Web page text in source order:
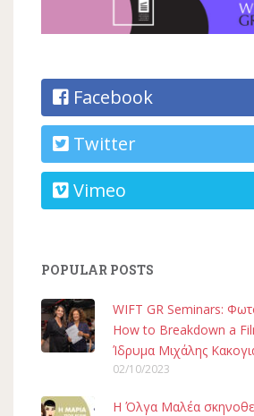
Facebook
Twitter
Vimeo
POPULAR POSTS
WIFT GR Seminars:
How to Breakdown a
Ίδρυμα Μιχάλης
02/10/2023
H Όλγα Μαλέα